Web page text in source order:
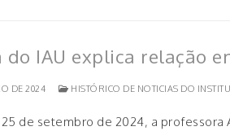
do IAU explica relação
DE 2024 HISTÓRICO DE NOTICIAS DO
de setembro de 2024, a